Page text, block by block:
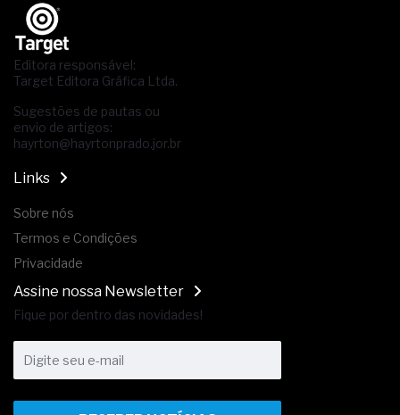
Editora responsável:
Target Editora Gráfica Ltda.
Sugestões de pautas ou
envio de artigos:
hayrton@hayrtonprado.jor.br
Links
Sobre nós
Termos e Condições
Privacidade
Assine nossa Newsletter
Fique por dentro das novidades!